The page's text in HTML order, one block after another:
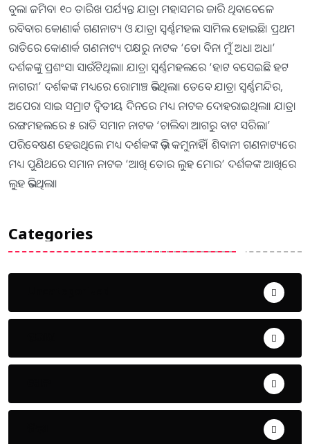
ବୁଲା ଜମିବ। ୧୦ ତାରିଖ ପର୍ଯ୍ୟନ୍ତ ଯାତ୍ରା ମହାସମର ଜାରି ଥିବାବେଳେ
ରବିବାର କୋଣାର୍କ ଗଣନାଟ୍ୟ ଓ ଯାତ୍ରା ସ୍ବର୍ଣ୍ଣମହଲ ସାମିଲ ହୋଇଛି। ପ୍ରଥମ
ରାତିରେ କୋଣାର୍କ ଗଣନାଟ୍ୟ ପକ୍ଷରୁ ନାଟକ ‘ତୋ ବିନା ମୁଁ ଅଧା ଅଧା’
ଦର୍ଶକଙ୍କୁ ପ୍ରଶଂସା ସାଉଁଟିଥିଲା। ଯାତ୍ରା ସ୍ବର୍ଣ୍ଣମହଲରେ ‘ହାଟ ବସେଇଛି ହଟ
ନାଗରୀ’ ଦର୍ଶକଙ୍କ ମଧ୍ୟରେ ରୋମାଞ୍ଚ ଭରିଥିଲା। ତେବେ ଯାତ୍ରା ସ୍ବର୍ଣ୍ଣମନ୍ଦିର,
ଅପେରା ସାଇ ସମ୍ରାଟ ଦ୍ୱିତୀୟ ଦିନରେ ମଧ୍ୟ ନାଟକ ଦୋହରାଇଥିଲା। ଯାତ୍ରା
ରଙ୍ଗମହଲରେ ୫ ରାତି ସମାନ ନାଟକ ‘ଚାଲିବା ଆଗରୁ ବାଟ ସରିଲା’
ପରିବେଷଣ ହେଉଥିଲେ ମଧ୍ୟ ଦର୍ଶକଙ୍କ ଭିଡ଼ କମୁନାହିଁ। ଶିବାନୀ ଗଣନାଟ୍ୟରେ
ମଧ୍ୟ ପୁଣିଥରେ ସମାନ ନାଟକ ‘ଆଖି ତୋର ଲୁହ ମୋର’ ଦର୍ଶକଙ୍କ ଆଖିରେ
ଲୁହ ଭରିଥିଲା।
Categories